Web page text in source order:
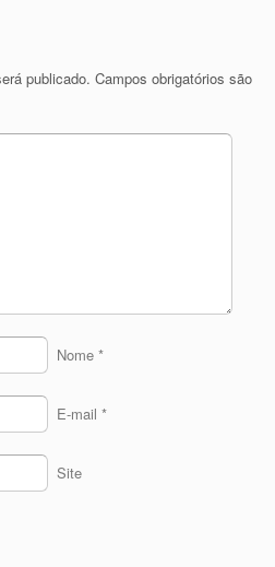
publicado. Campos obrigatórios são
Nome *
E-mail *
Site